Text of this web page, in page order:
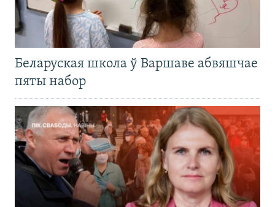
Беларуская школа ў Варшаве абвяшчае
пяты набор